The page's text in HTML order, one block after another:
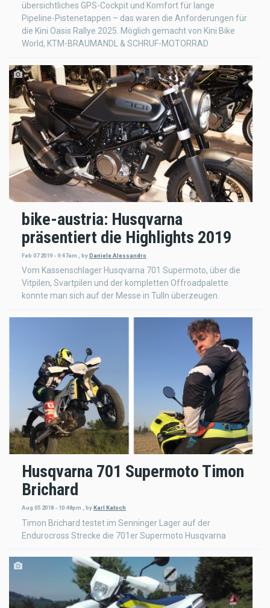
übersichtliches GPS-Cockpit und Komfort für lange
Pipeline-Pistenetappen – das waren die Anforderungen für
die Kini Oasis Rallye 2025. Möglich gemacht von Kini Bike
World, KTM-BRAUMANDL & SCHRUF-MOTORRAD
bike-austria: Husqvarna
präsentiert die Highlights 2019
Feb 07 2019 - 9:47am byDaniele Alessandro
Vom Kassenschlager Husqvarna 701 Supermoto, über die
Vitpilen, Svartpilen und der kompletten Offroadpalette
konnte man sich auf der Messe in Tulln überzeugen.
Husqvarna 701 Supermoto Timon
Brichard
Aug 05 2018 - 10:48pm byKarl Katoch
Timon Brichard testet im Senninger Lager auf der
Endurocross Strecke die 701er Supermoto Husqvarna